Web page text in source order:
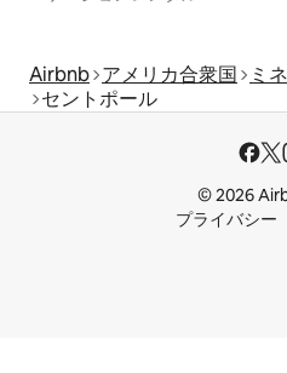
Airbnb アメリカ合衆国 ミ
セントポール
© 2026
プライバシー